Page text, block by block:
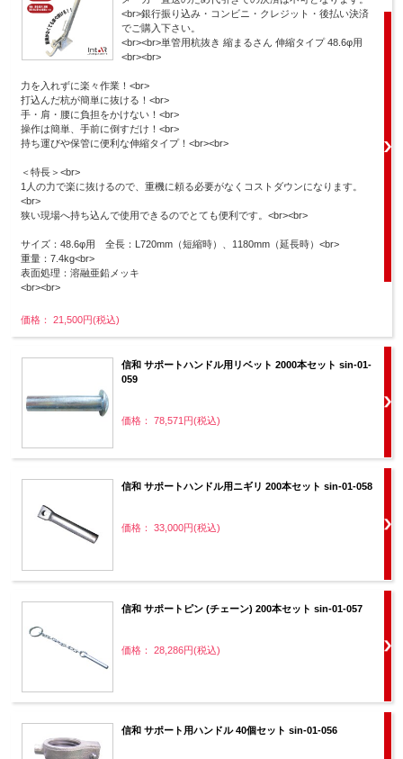
<br>銀行振り込み・コンビニ・クレジット・後払い決済
でご購入下さい。
<br><br>単管用杭抜き 縮まるさん 伸縮タイプ 48.6φ用
<br><br>
力を入れずに楽々作業！<br>
打込んだ杭が簡単に抜ける！<br>
手・肩・腰に負担をかけない！<br>
操作は簡単、手前に倒すだけ！<br>
持ち運びや保管に便利な伸縮タイプ！<br><br>
＜特長＞<br>
1人の力で楽に抜けるので、重機に頼る必要がなくコストダウンになります。
<br>
狭い現場へ持ち込んで使用できるのでとても便利です。<br><br>
サイズ：48.6φ用 全長：L720mm（短縮時）、1180mm（延長時）<br>
重量：7.4kg<br>
表面処理：溶融亜鉛メッキ
<br><br>
価格： 21,500円(税込)
信和 サポートハンドル用リベット 2000本セット sin-01-
059
価格： 78,571円(税込)
信和 サポートハンドル用ニギリ 200本セット sin-01-058
価格： 33,000円(税込)
信和 サポートピン (チェーン) 200本セット sin-01-057
価格： 28,286円(税込)
信和 サポート用ハンドル 40個セット sin-01-056